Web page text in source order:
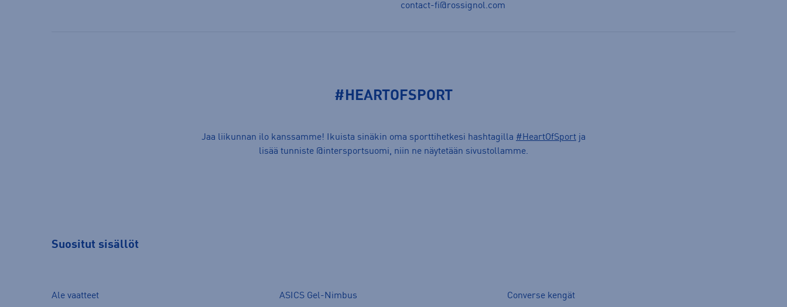
contact-fi@rossignol.com
#HEARTOFSPORT
Jaa liikunnan ilo kanssamme! Ikuista sinäkin oma sporttihetkesi hashtagilla #HeartOfSport ja
lisää tunniste @intersportsuomi, niin ne näytetään sivustollamme.
Suositut sisällöt
Ale vaatteet ASICS Gel-Nimbus
Converse kengät